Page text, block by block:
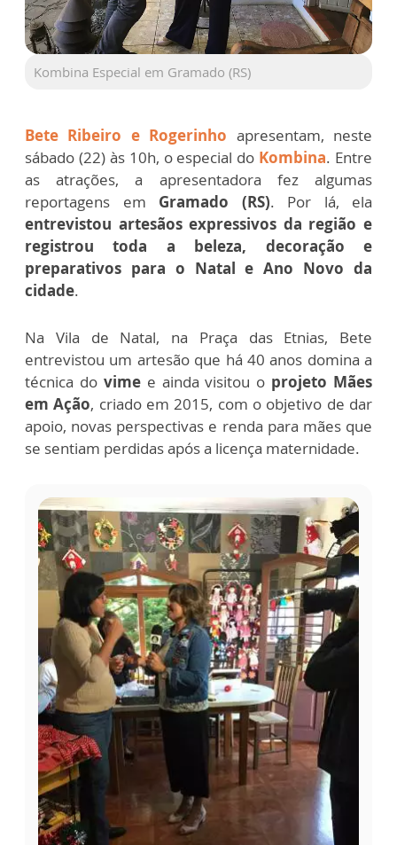
Kombina Especial em Gramado (RS)
Bete Ribeiro e Rogerinho apresentam, neste
sábado (22) às 10h, o especial do Kombina. Entre
as atrações, a apresentadora fez algumas
reportagens em Gramado (RS). Por lá, ela
entrevistou artesãos expressivos da região e
registrou toda a beleza, decoração e
preparativos para o Natal e Ano Novo da
cidade.
Na Vila de Natal, na Praça das Etnias, Bete
entrevistou um artesão que há 40 anos domina a
técnica do vimee ainda visitou o projeto Mães
em Ação, criado em 2015, com o objetivo de dar
apoio, novas perspectivas e renda para mães que
se sentiam perdidas após a licença maternidade.